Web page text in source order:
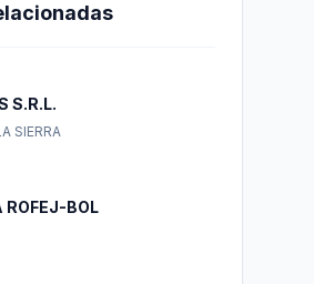
S.R.L.
SIERRA
ROFEJ-BOL